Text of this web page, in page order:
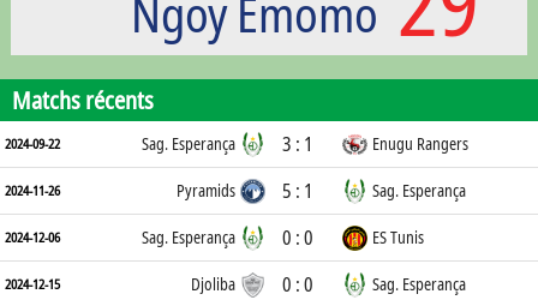
Ngoy Emomo
Matchs récents
2024-09-22 Sag. Esperança 3 : 1 Enugu Rangers
2024-11-26 Pyramids 5 : 1 Sag. Esperança
2024-12-06 Sag. Esperança 0 : 0 ES Tunis
2024-12-15 Djoliba 0 : 0 Sag. Esperança